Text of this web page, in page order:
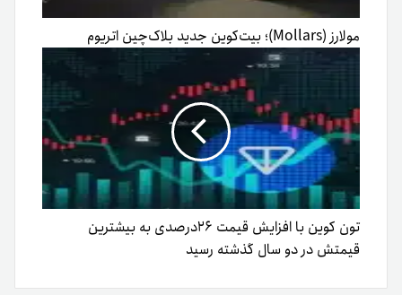
مولارز (Mollars)؛ بیت‌کوین جدید بلاک‌چین اتریوم
تون کوین با افزایش قیمت ۲۶درصدی به بیشترین
قیمتش در دو سال گذشته رسید